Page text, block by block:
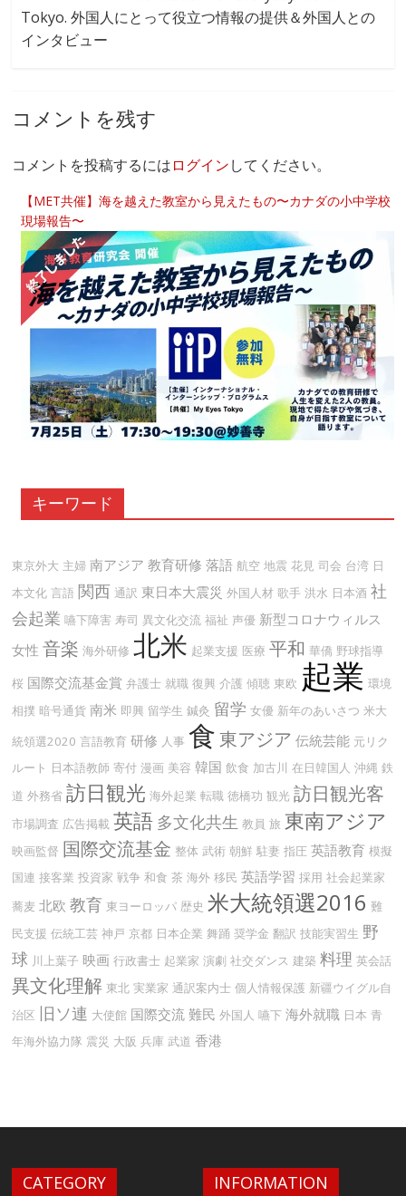
Tokyo. 外国人にとって役立つ情報の提供＆外国人との
インタビュー
コメントを残す
コメントを投稿するにはログインしてください。
【MET共催】海を越えた教室から見えたもの〜カナダの小中学校
現場報告〜
キーワード
東京外大 主婦 南アジア 教育研修 落語 航空 地震 花見 司会 台湾 日
本文化 言語 関西 通訳 東日本大震災 外国人材 歌手 洪水 日本酒 社
会起業 嚥下障害 寿司 異文化交流 福祉 声優 新型コロナウィルス
女性 音楽 海外研修 北米 起業支援 医療 平和 華僑 野球指導
桜 国際交流基金賞 弁護士 就職 復興 介護 傾聴 東欧 起業 環境
相撲 暗号通貨 南米 即興 留学生 鍼灸 留学 女優 新年のあいさつ 米大
統領選2020 言語教育 研修 人事 食 東アジア 伝統芸能 元リク
ルート 日本語教師 寄付 漫画 美容 韓国 飲食 加古川 在日韓国人 沖縄 鉄
道 外務省 訪日観光 海外起業 転職 徳橋功 観光 訪日観光客
市場調査 広告掲載 英語 多文化共生 教員 旅 東南アジア
映画監督 国際交流基金 整体 武術 朝鮮 駐妻 指圧 英語教育 模擬
国連 接客業 投資家 戦争 和食 茶 海外 移民 英語学習 採用 社会起業家
蕎麦 北欧 教育 東ヨーロッパ 歴史 米大統領選2016 難
民支援 伝統工芸 神戸 京都 日本企業 舞踊 奨学金 翻訳 技能実習生 野
球 川上葉子 映画 行政書士 起業家 演劇 社交ダンス 建築 料理 英会話
異文化理解 東北 実業家 通訳案内士 個人情報保護 新疆ウイグル自
治区
旧ソ連 大使館 国際交流 難民 外国人 嚥下 海外就職 日本 青
年海外協力隊 震災 大阪 兵庫 武道 香港
CATEGORY INFORMATION